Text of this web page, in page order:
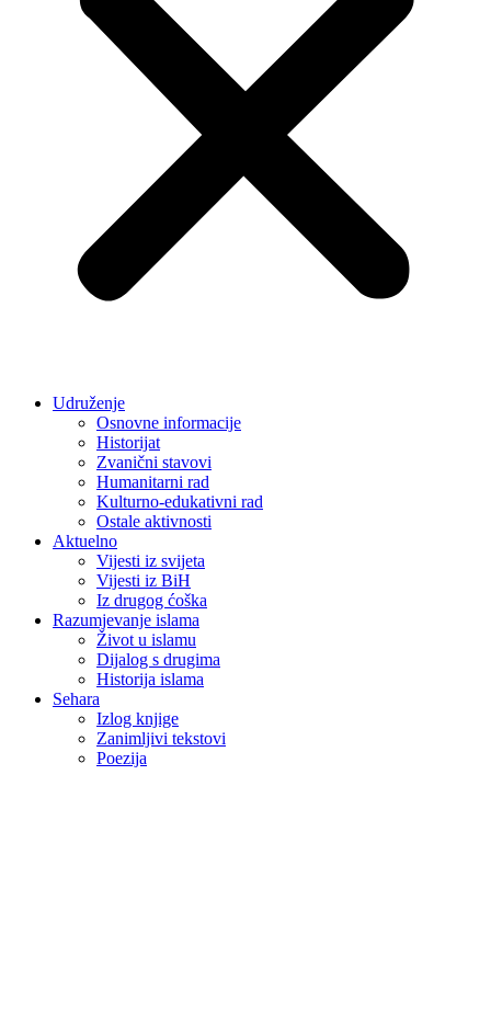
Udruženje
Osnovne informacije
Historijat
Zvanični stavovi
Humanitarni rad
Kulturno-edukativni rad
Ostale aktivnosti
Aktuelno
Vijesti iz svijeta
Vijesti iz BiH
Iz drugog ćoška
Razumjevanje islama
Život u islamu
Dijalog s drugima
Historija islama
Sehara
Izlog knjige
Zanimljivi tekstovi
Poezija